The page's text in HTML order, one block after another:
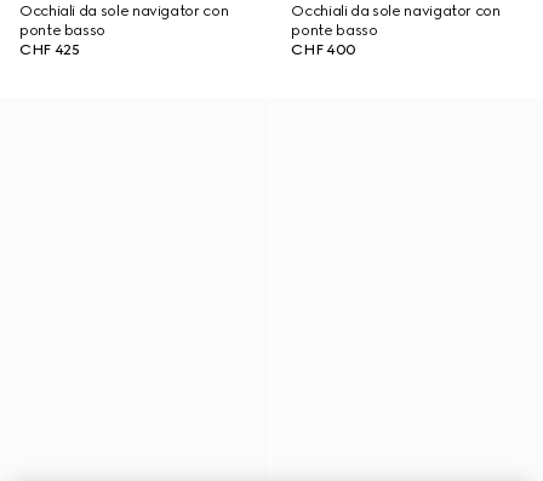
Occhiali da sole navigator con
ponte basso
CHF 425
Occhiali da sole navigator con
ponte basso
CHF 400